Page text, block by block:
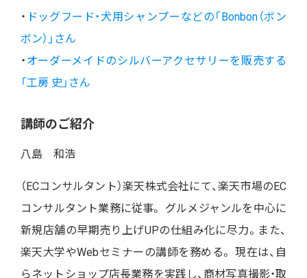
・ ドッグフード・犬用シャンプーなどの「Bonbon（ボン
ボン）」さん
・ オーダーメイドのシルバーアクセサリーを販売する
「工房 史」さん
講師のご紹介
八島 和浩
（ECコンサルタント）楽天株式会社にて、楽天市場のEC
コンサルタント業務に従事。 グルメジャンルを中心に
新規店舗の早期売り上げUPの仕組み化に尽力。また、
楽天大学やWebセミナーの講師を務める。 現在は、自
らネットショップ店長業務を実践し、商材写真撮影・取